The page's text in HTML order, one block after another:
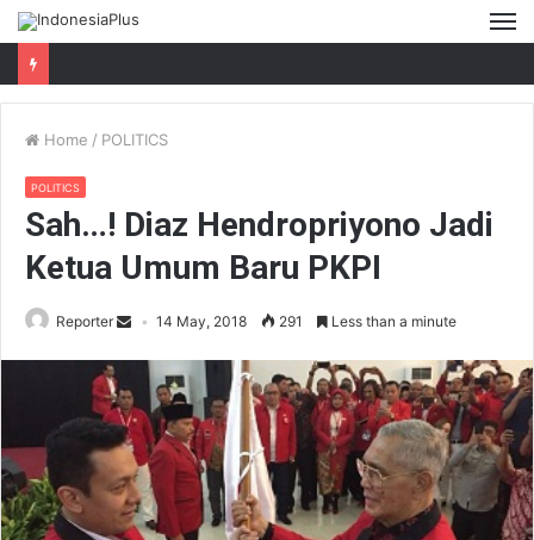
Home / POLITICS
POLITICS
Sah…! Diaz Hendropriyono Jadi
Ketua Umum Baru PKPI
Reporter 14 May, 2018 291 Less than a minute